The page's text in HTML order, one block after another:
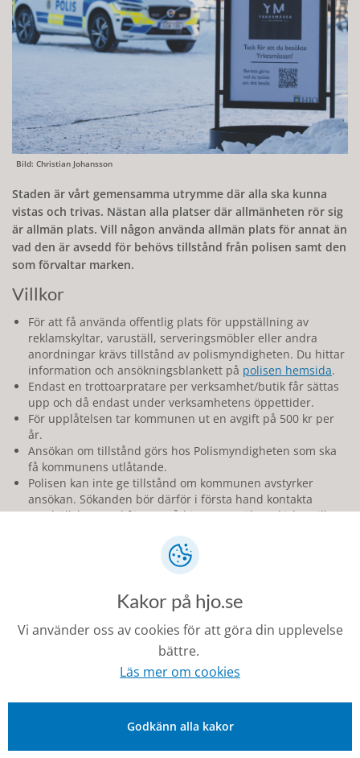
Bild: Christian Johansson
Staden är vårt gemensamma utrymme där alla ska kunna
vistas och trivas. Nästan alla platser där allmänheten rör sig
är allmän plats. Vill någon använda allmän plats för annat än
vad den är avsedd för behövs tillstånd från polisen samt den
som förvaltar marken.
Villkor
För att få använda offentlig plats för uppställning av
reklamskyltar, varuställ, serveringsmöbler eller andra
anordningar krävs tillstånd av polismyndigheten. Du hittar
information och ansökningsblankett på polisen hemsida.
Endast en trottoarpratare per verksamhet/butik får sättas
upp och då endast under verksamhetens öppettider.
För upplåtelsen tar kommunen ut en avgift på 500 kr per
år.
Ansökan om tillstånd görs hos Polismyndigheten som ska
få kommunens utlåtande.
Polisen kan inte ge tillstånd om kommunen avstyrker
ansökan. Sökanden bör därför i första hand kontakta
Samhällsbyggnad för samråd innan ansökan skickas till
Tillstånd godkänns för högst tre år i taget.
Tillstånd får inte överlåtas till någon annan.
Placering och utformning
Trottoarpratare, varuställ, serveringsmöbler och andra
liknande anordningar ska vara placerade i anslutning till
verksamheten. De får endast placeras på plats anvisad av
kommunen. I bedömningen av vilken plats som är lämplig tar
kommunen hänsyn till att anordningen inte utgör trafikfara,
rörelsehindrade och synskadade eller utgör en olycksrisk.
Kakor på hjo.se
Vi använder oss av cookies för att göra din upplevelse
bättre.
Läs mer om cookies
Godkänn alla kakor